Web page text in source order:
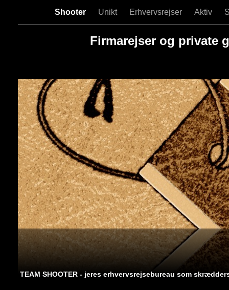
Shooter Unikt Erhvervsrejser Aktiv
Firmarejser og private
TEAM SHOOTER - jeres erhvervsrejsebureau som